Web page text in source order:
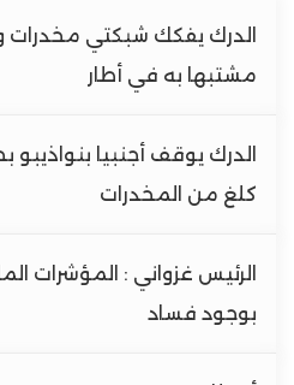
مشتبها به في أطار
كلغ من المخدرات
الرئيس غزواني : المؤشرات
بوجود فساد